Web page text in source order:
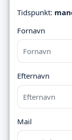
Tidspunkt:
Fornavn
Efternavn
Mail